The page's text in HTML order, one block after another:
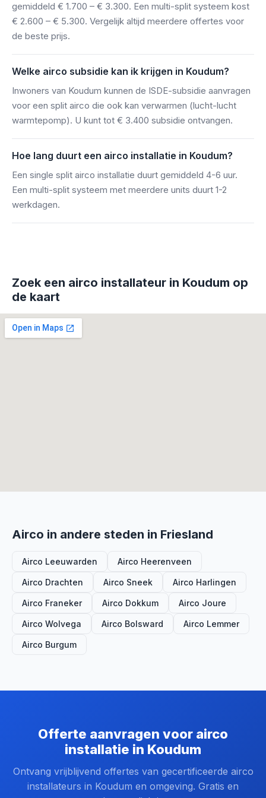
gemiddeld € 1.700 – € 3.300. Een multi-split systeem kost
€ 2.600 – € 5.300. Vergelijk altijd meerdere offertes voor
de beste prijs.
Welke airco subsidie kan ik krijgen in Koudum?
Inwoners van Koudum kunnen de ISDE-subsidie aanvragen
voor een split airco die ook kan verwarmen (lucht-lucht
warmtepomp). U kunt tot € 3.400 subsidie ontvangen.
Hoe lang duurt een airco installatie in Koudum?
Een single split airco installatie duurt gemiddeld 4-6 uur.
Een multi-split systeem met meerdere units duurt 1-2
werkdagen.
Zoek een airco installateur in Koudum op
de kaart
Airco in andere steden in Friesland
Airco Leeuwarden Airco Heerenveen
Airco Drachten Airco Sneek Airco Harlingen
Airco Franeker Airco Dokkum Airco Joure
Airco Wolvega Airco Bolsward Airco Lemmer
Airco Burgum
Offerte aanvragen voor airco
installatie in Koudum
Ontvang vrijblijvend offertes van gecertificeerde airco
installateurs in Koudum en omgeving. Gratis en